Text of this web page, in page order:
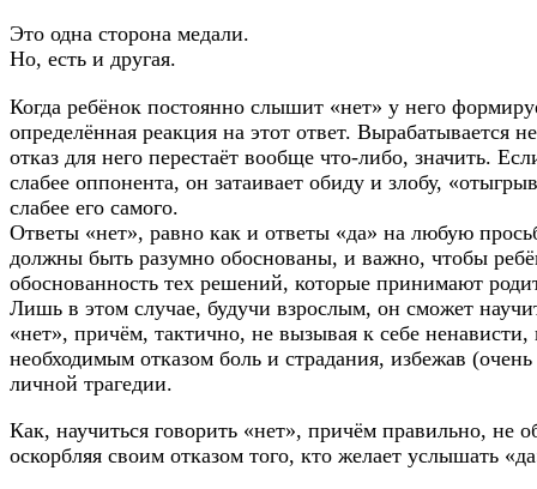
Это одна сторона медали.
Но, есть и другая.
Когда ребёнок постоянно слышит «нет» у него
определённая реакция на этот ответ. Вырабатывается
отказ для него перестаёт вообще что-либо, значить.
слабее оппонента, он затаивает обиду и злобу,
слабее его самого.
Ответы «нет», равно как и ответы «да» на любую
должны быть разумно обоснованы, и важно, чтобы
обоснованность тех решений, которые принимают
Лишь в этом случае, будучи взрослым, он сможет
«нет», причём, тактично, не вызывая к себе
необходимым отказом боль и страдания, избежав
личной трагедии.
Как, научиться говорить «нет», причём правильно, не
оскорбляя своим отказом того, кто желает услышать